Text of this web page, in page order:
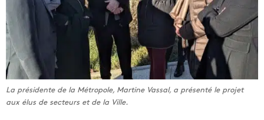
La présidente de la Métropole, Martine Vassal, a présenté le projet
aux élus de secteurs et de la Ville.